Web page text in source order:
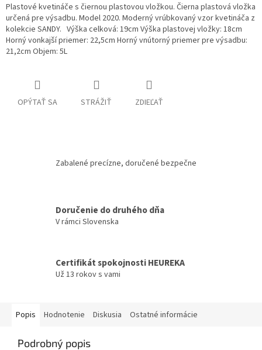
Plastové kvetináče s čiernou plastovou vložkou. Čierna plastová vložka
určená pre výsadbu. Model 2020. Moderný vrúbkovaný vzor kvetináča z
kolekcie SANDY. Výška celková: 19cm Výška plastovej vložky: 18cm
Horný vonkajší priemer: 22,5cm Horný vnútorný priemer pre výsadbu:
21,2cm Objem: 5L
OPÝTAŤ SA STRÁŽIŤ ZDIEĽAŤ
Zabalené precízne, doručené bezpečne
Doručenie do druhého dňa
V rámci Slovenska
Certifikát spokojnosti HEUREKA
Už 13 rokov s vami
Popis Hodnotenie Diskusia Ostatné informácie
Podrobný popis